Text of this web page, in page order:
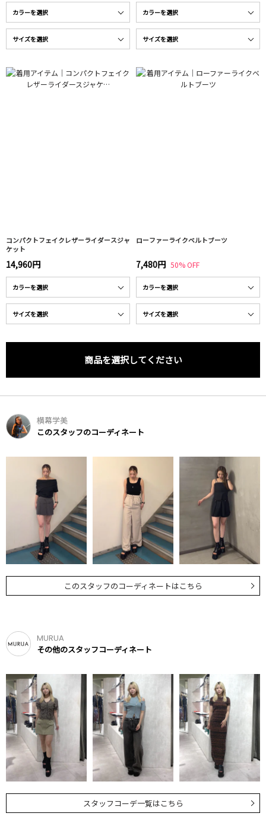
コンパクトフェイクレザーライダースジャ
ケット
14,960円
ローファーライクベルトブーツ
7,480円 50% OFF
商品を選択してください
横幕学美
このスタッフのコーディネート
このスタッフのコーディネートはこちら
MURUA
その他のスタッフコーディネート
スタッフコーデ一覧はこちら